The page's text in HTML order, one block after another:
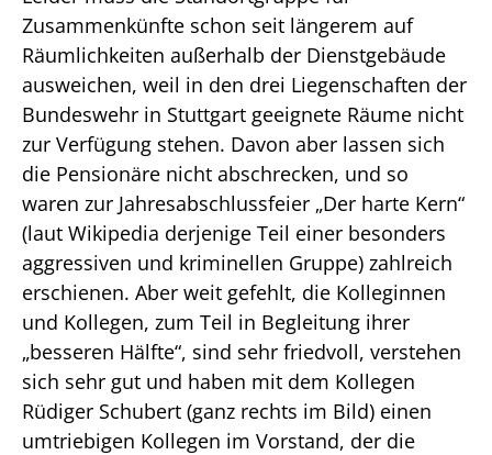
Zusammenkünfte schon seit längerem auf
Räumlichkeiten außerhalb der Dienstgebäude
ausweichen, weil in den drei Liegenschaften der
Bundeswehr in Stuttgart geeignete Räume nicht
zur Verfügung stehen. Davon aber lassen sich
die Pensionäre nicht abschrecken, und so
waren zur Jahresabschlussfeier „Der harte Kern“
(laut Wikipedia derjenige Teil einer besonders
aggressiven und kriminellen Gruppe) zahlreich
erschienen. Aber weit gefehlt, die Kolleginnen
und Kollegen, zum Teil in Begleitung ihrer
„besseren Hälfte“, sind sehr friedvoll, verstehen
sich sehr gut und haben mit dem Kollegen
Rüdiger Schubert (ganz rechts im Bild) einen
umtriebigen Kollegen im Vorstand, der die